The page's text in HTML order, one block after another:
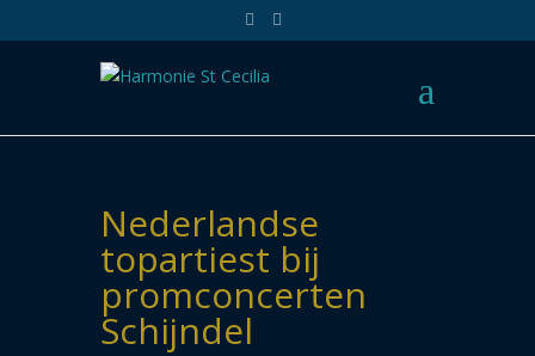
Nederlandse
topartiest bij
promconcerten
Schijndel